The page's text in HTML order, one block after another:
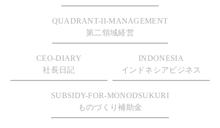
QUADRANT-II-MANAGEMENT
第二領域経営
CEO-DIARY
社長日記
INDONESIA
インドネシアビジネス
SUBSIDY-FOR-MONODSUKURI
ものづくり補助金